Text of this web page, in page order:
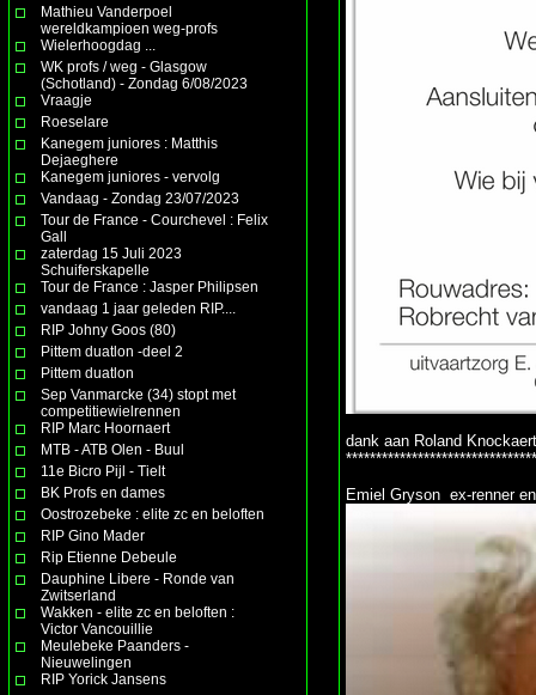
Mathieu Vanderpoel
wereldkampioen weg-profs
Wielerhoogdag ...
WK profs / weg - Glasgow
(Schotland) - Zondag 6/08/2023
Vraagje
Roeselare
Kanegem juniores : Matthis
Dejaeghere
Kanegem juniores - vervolg
Vandaag - Zondag 23/07/2023
Tour de France - Courchevel : Felix
Gall
zaterdag 15 Juli 2023
Schuiferskapelle
Tour de France : Jasper Philipsen
vandaag 1 jaar geleden RIP....
RIP Johny Goos (80)
Pittem duatlon -deel 2
Pittem duatlon
Sep Vanmarcke (34) stopt met
competitiewielrennen
RIP Marc Hoornaert
MTB - ATB Olen - Buul
11e Bicro Pijl - Tielt
BK Profs en dames
Oostrozebeke : elite zc en beloften
RIP Gino Mader
Rip Etienne Debeule
Dauphine Libere - Ronde van
Zwitserland
Wakken - elite zc en beloften :
Victor Vancouillie
Meulebeke Paanders -
Nieuwelingen
RIP Yorick Jansens
dank aan Roland
Emiel Gryson ex-renner